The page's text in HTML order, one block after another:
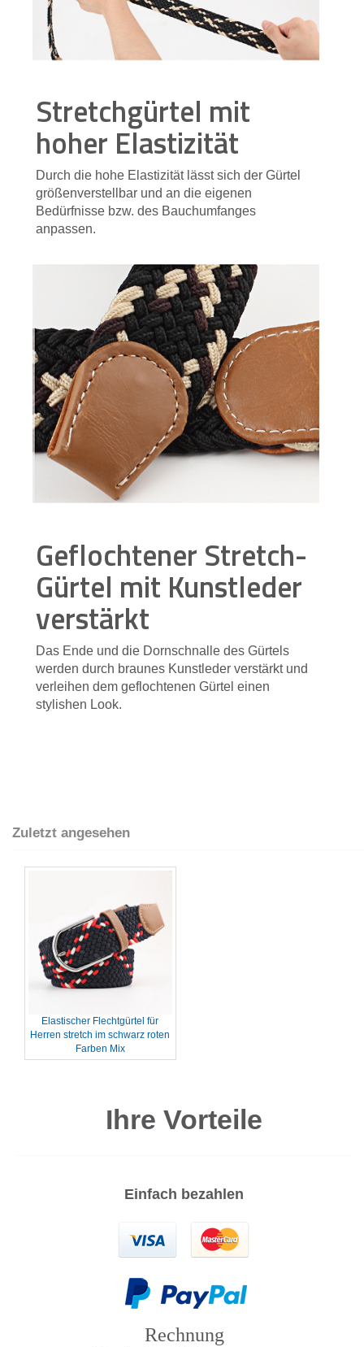
Stretchgürtel mit
hoher Elastizität
Durch die hohe Elastizität lässt sich der Gürtel
größenverstellbar und an die eigenen
Bedürfnisse bzw. des Bauchumfanges
anpassen.
Geflochtener Stretch-
Gürtel mit Kunstleder
verstärkt
Das Ende und die Dornschnalle des Gürtels
werden durch braunes Kunstleder verstärkt und
verleihen dem geflochtenen Gürtel einen
stylishen Look.
Zuletzt angesehen
Elastischer Flechtgürtel für
Herren stretch im schwarz roten
Farben Mix
Ihre Vorteile
Einfach bezahlen
Rechnung